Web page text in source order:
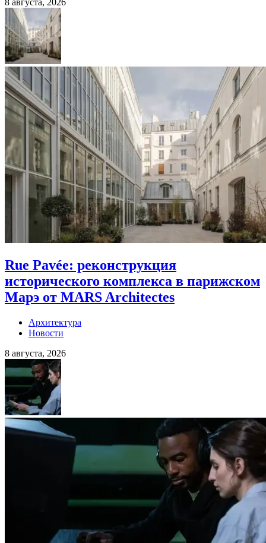
8 августа, 2026
Rue Pavée: реконструкция
исторического комплекса в парижском
Марэ от MARS Architectes
Архитектура
Новости
8 августа, 2026